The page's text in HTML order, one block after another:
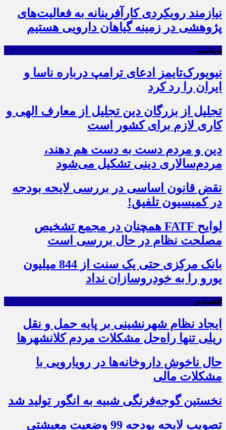
نیازمند رویکردی کارآفرینانه به فعالیت‌های
پژوهشی در زمینه گیاهان دارویی هستیم
سیاسی
نیویورک‌تایمز ادعای ترامپ درباره ناسا و
ایران را رد کرد
تجلیل از بزرگان دین تجلیل از معارف الهی و
کاری لازم برای کشور است
دین و مردم دست به‌ دست هم دهند،
مردم‌سالاری دینی تشکیل می‌شود
نقض قانون اساسی در بررسی لایحه بودجه
در کمیسیون تلفیق!
لوایح FATF همچنان در مجمع تشخیص
مصلحت نظام در حال بررسی است
بانک مرکزی حتی یک سنت از 844 میلیون
یورو را به خودروسازان نداد
اقتصادی
ایجاد نظام شهرنشینی بر پایه حمل و نقل
ریلی تنها راه‌حل مشکلات مردم کلانشهرها
حال ناخوش داروخانه‌ها در رویارویی با
مشکلات مالی
نخستین گوجه‌فرنگی شبیه به انگور تولید شد
تصویب لایحه بودجه 99 وضعیت معیشتی